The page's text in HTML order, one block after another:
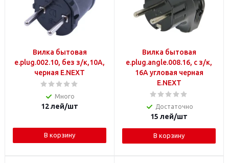
Вилка бытовая
e.plug.002.10, без з/к,10А,
черная E.NEXT
Много
12лей/шт
В корзину
Вилка бытовая
e.plug.angle.008.16, c з/к,
16А угловая черная
E.NEXT
Достаточно
15 лей/шт
В корзину